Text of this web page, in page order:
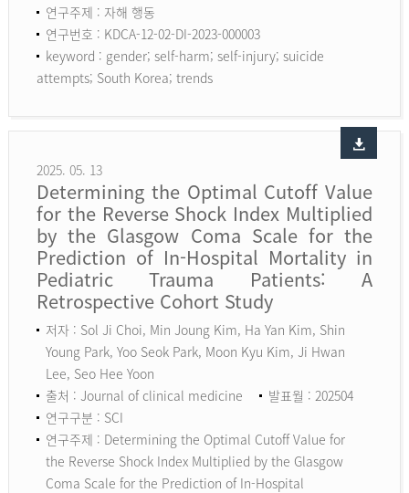
연구주제 : 자해 행동
연구번호 : KDCA-12-02-DI-2023-000003
keyword : gender; self-harm; self-injury; suicide
attempts; South Korea; trends
2025. 05. 13
Determining the Optimal Cutoff Value
for the Reverse Shock Index Multiplied
by the Glasgow Coma Scale for the
Prediction of In-Hospital Mortality in
Pediatric Trauma Patients: A
Retrospective Cohort Study
저자 : Sol Ji Choi, Min Joung Kim, Ha Yan Kim, Shin
Young Park, Yoo Seok Park, Moon Kyu Kim, Ji Hwan
Lee, Seo Hee Yoon
출처 : Journal of clinical medicine
발표월 : 202504
연구구분 : SCI
연구주제 : Determining the Optimal Cutoff Value for
the Reverse Shock Index Multiplied by the Glasgow
Coma Scale for the Prediction of In-Hospital